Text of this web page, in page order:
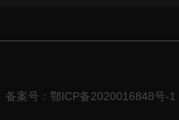
备案号：鄂ICP备2020016848号-1